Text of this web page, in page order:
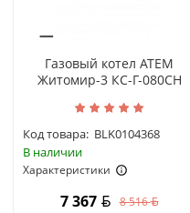
Газовый котел АТЕМ
Житомир-3 КС-Г-080СН
Код товара: BLK0104368
В наличии
Характеристики
7 367 8 516